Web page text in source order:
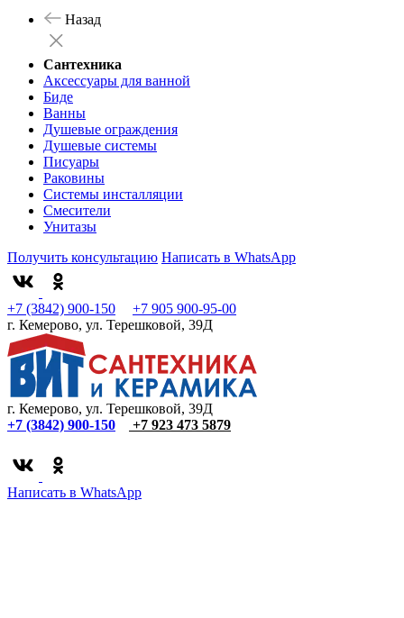
Назад
Сантехника
Аксессуары для ванной
Биде
Ванны
Душевые ограждения
Душевые системы
Писуары
Раковины
Системы инсталляции
Смесители
Унитазы
Получить консультацию Написать в WhatsApp
+7 (3842) 900-150
+7 905 900-95-00
г. Кемерово, ул. Терешковой, 39Д
г. Кемерово, ул. Терешковой, 39Д
+7 (3842) 900-150
+7 923 473 5879
Написать в WhatsApp